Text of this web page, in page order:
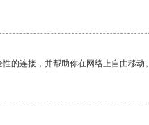
的连接，并帮助你在网络上自由移动。